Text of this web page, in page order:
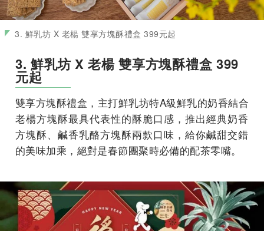
3. 鮮乳坊 X 老楊 雙享方塊酥禮盒 399元起
3. 鮮乳坊 X 老楊 雙享方塊酥禮盒 399
元起
雙享方塊酥禮盒， 主打鮮乳坊特A級鮮乳的奶香結合
老楊方塊酥最具代表性的酥脆口感 ，推出經典奶香
方塊酥、鹹香乳酪方塊酥兩款口味， 給你鹹甜交錯
的美味加乘，絕對是春節團聚時必備的配茶零嘴。